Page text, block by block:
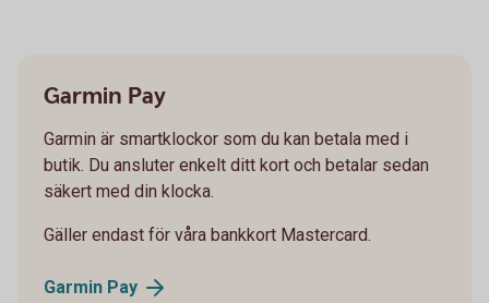
Garmin Pay
Garmin är smartklockor som du kan betala med i
butik. Du ansluter enkelt ditt kort och betalar sedan
säkert med din klocka.
Gäller endast för våra bankkort Mastercard.
Garmin Pay